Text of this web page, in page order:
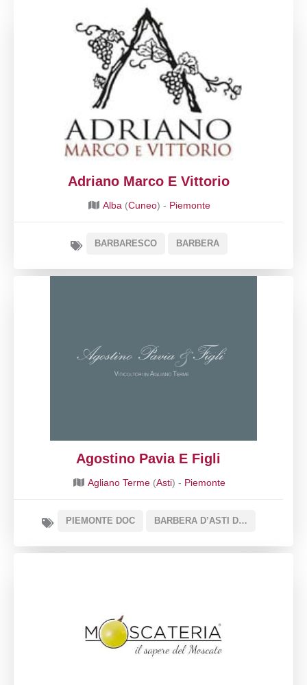
Adriano Marco E Vittorio
Alba (Cuneo) - Piemonte
BARBARESCO BARBERA
Agostino Pavia E Figli
Agliano Terme(Asti) - Piemonte
PIEMONTE DOC BARBERA D’ASTI DOCG